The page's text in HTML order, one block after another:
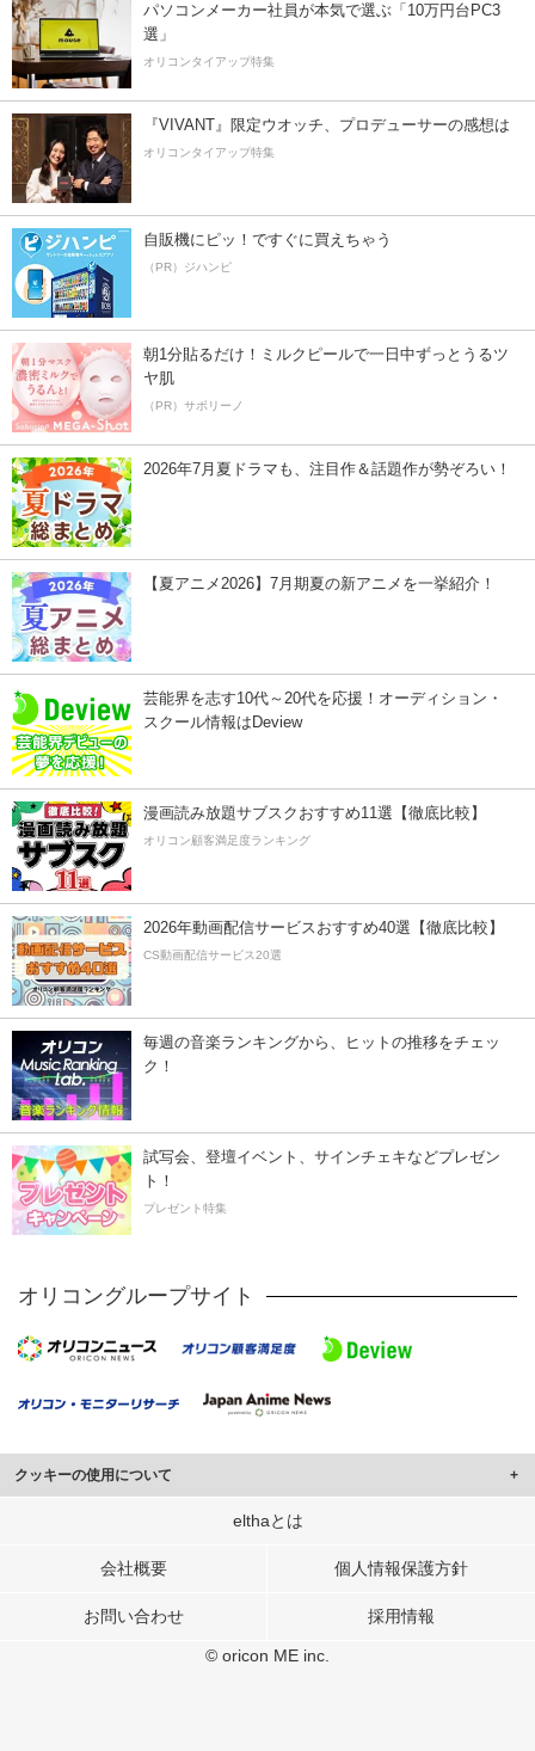
パソコンメーカー社員が本気で選ぶ「10万円台PC3
選」
オリコンタイアップ特集
『VIVANT』限定ウオッチ、プロデューサーの感想は
オリコンタイアップ特集
自販機にピッ！ですぐに買えちゃう
（PR）ジハンピ
朝1分貼るだけ！ミルクピールで一日中ずっとうるツ
ヤ肌
（PR）サボリーノ
2026年7月夏ドラマも、注目作＆話題作が勢ぞろい！
【夏アニメ2026】7月期夏の新アニメを一挙紹介！
芸能界を志す10代～20代を応援！オーディション・
スクール情報はDeview
漫画読み放題サブスクおすすめ11選【徹底比較】
オリコン顧客満足度ランキング
2026年動画配信サービスおすすめ40選【徹底比較】
CS動画配信サービス20選
毎週の音楽ランキングから、ヒットの推移をチェッ
ク！
試写会、登壇イベント、サインチェキなどプレゼン
ト！
プレゼント特集
オリコングループサイト
クッキーの使用について
このサイトでは Cookie を使用して、ユーザーに合わせたコンテンツや広告の
行っています。
メディアや広告配信、データ解析の各パートナーに提供しています。
elthaとは
会社概要 個人情報保護方針
お問い合わせ 採用情報
© oricon ME inc.